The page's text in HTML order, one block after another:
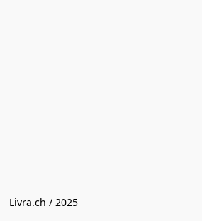
Livra.ch / 2025